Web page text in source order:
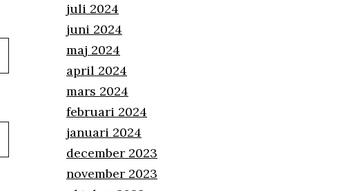
juli 2024
juni 2024
maj 2024
april 2024
mars 2024
februari 2024
januari 2024
december 2023
november 2023